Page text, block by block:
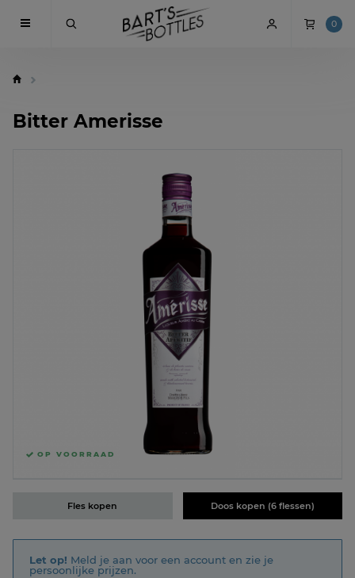
0
Bitter Amerisse
OP VOORRAAD
Fles kopen Doos kopen (6 flessen)
Let op! Meld je aan voor een account en zie je
persoonlijke prijzen.